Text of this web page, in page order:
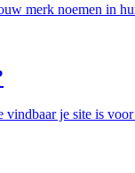
merk noemen in
vindbaar je site is